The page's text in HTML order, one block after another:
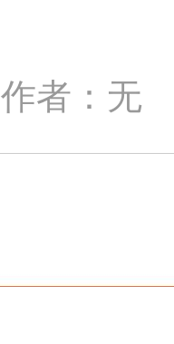
作者：无